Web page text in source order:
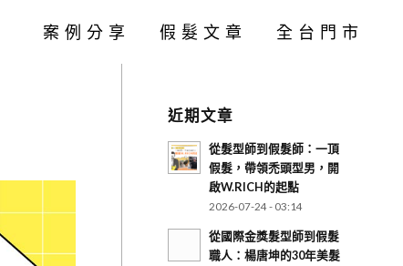
案例分享 假髮文章 全台門市
近期文章
從髮型師到假髮師：一頂
假髮，帶領禿頭型男，開
啟W.RICH的起點
2026-07-24 - 03:14
從國際金獎髮型師到假髮
職人：楊唐坤的30年美髮